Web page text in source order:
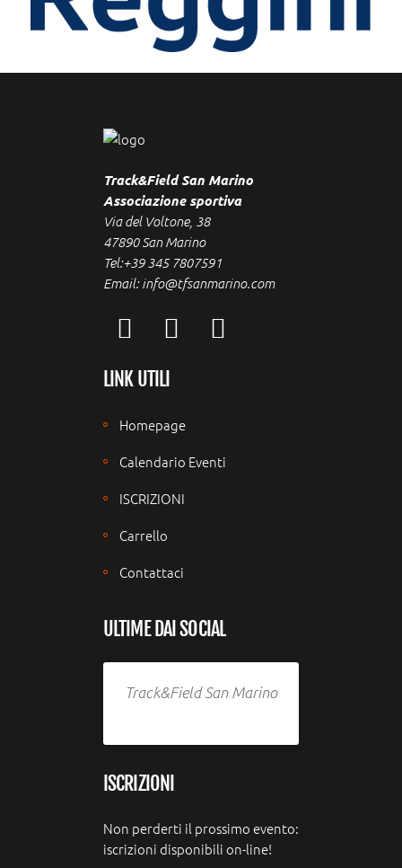
Track&Field San Marino
Associazione sportiva
Via del Voltone, 38
47890 San Marino
Tel:+39 345 7807591
Email: info@tfsanmarino.com
LINK UTILI
Homepage
Calendario Eventi
ISCRIZIONI
Carrello
Contattaci
ULTIME DAI SOCIAL
Track&Field San Marino
ISCRIZIONI
Non perderti il prossimo evento:
iscrizioni disponibili on-line!